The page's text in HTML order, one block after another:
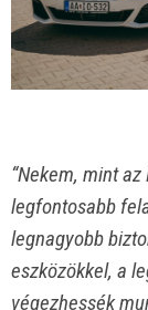
“Nekem, mint
legfontosabb
legnagyobb
eszközökkel, a
végezhessék